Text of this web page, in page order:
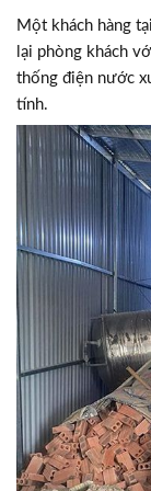
Một khách hàng
lại phòng khách
thống điện nước
tính.